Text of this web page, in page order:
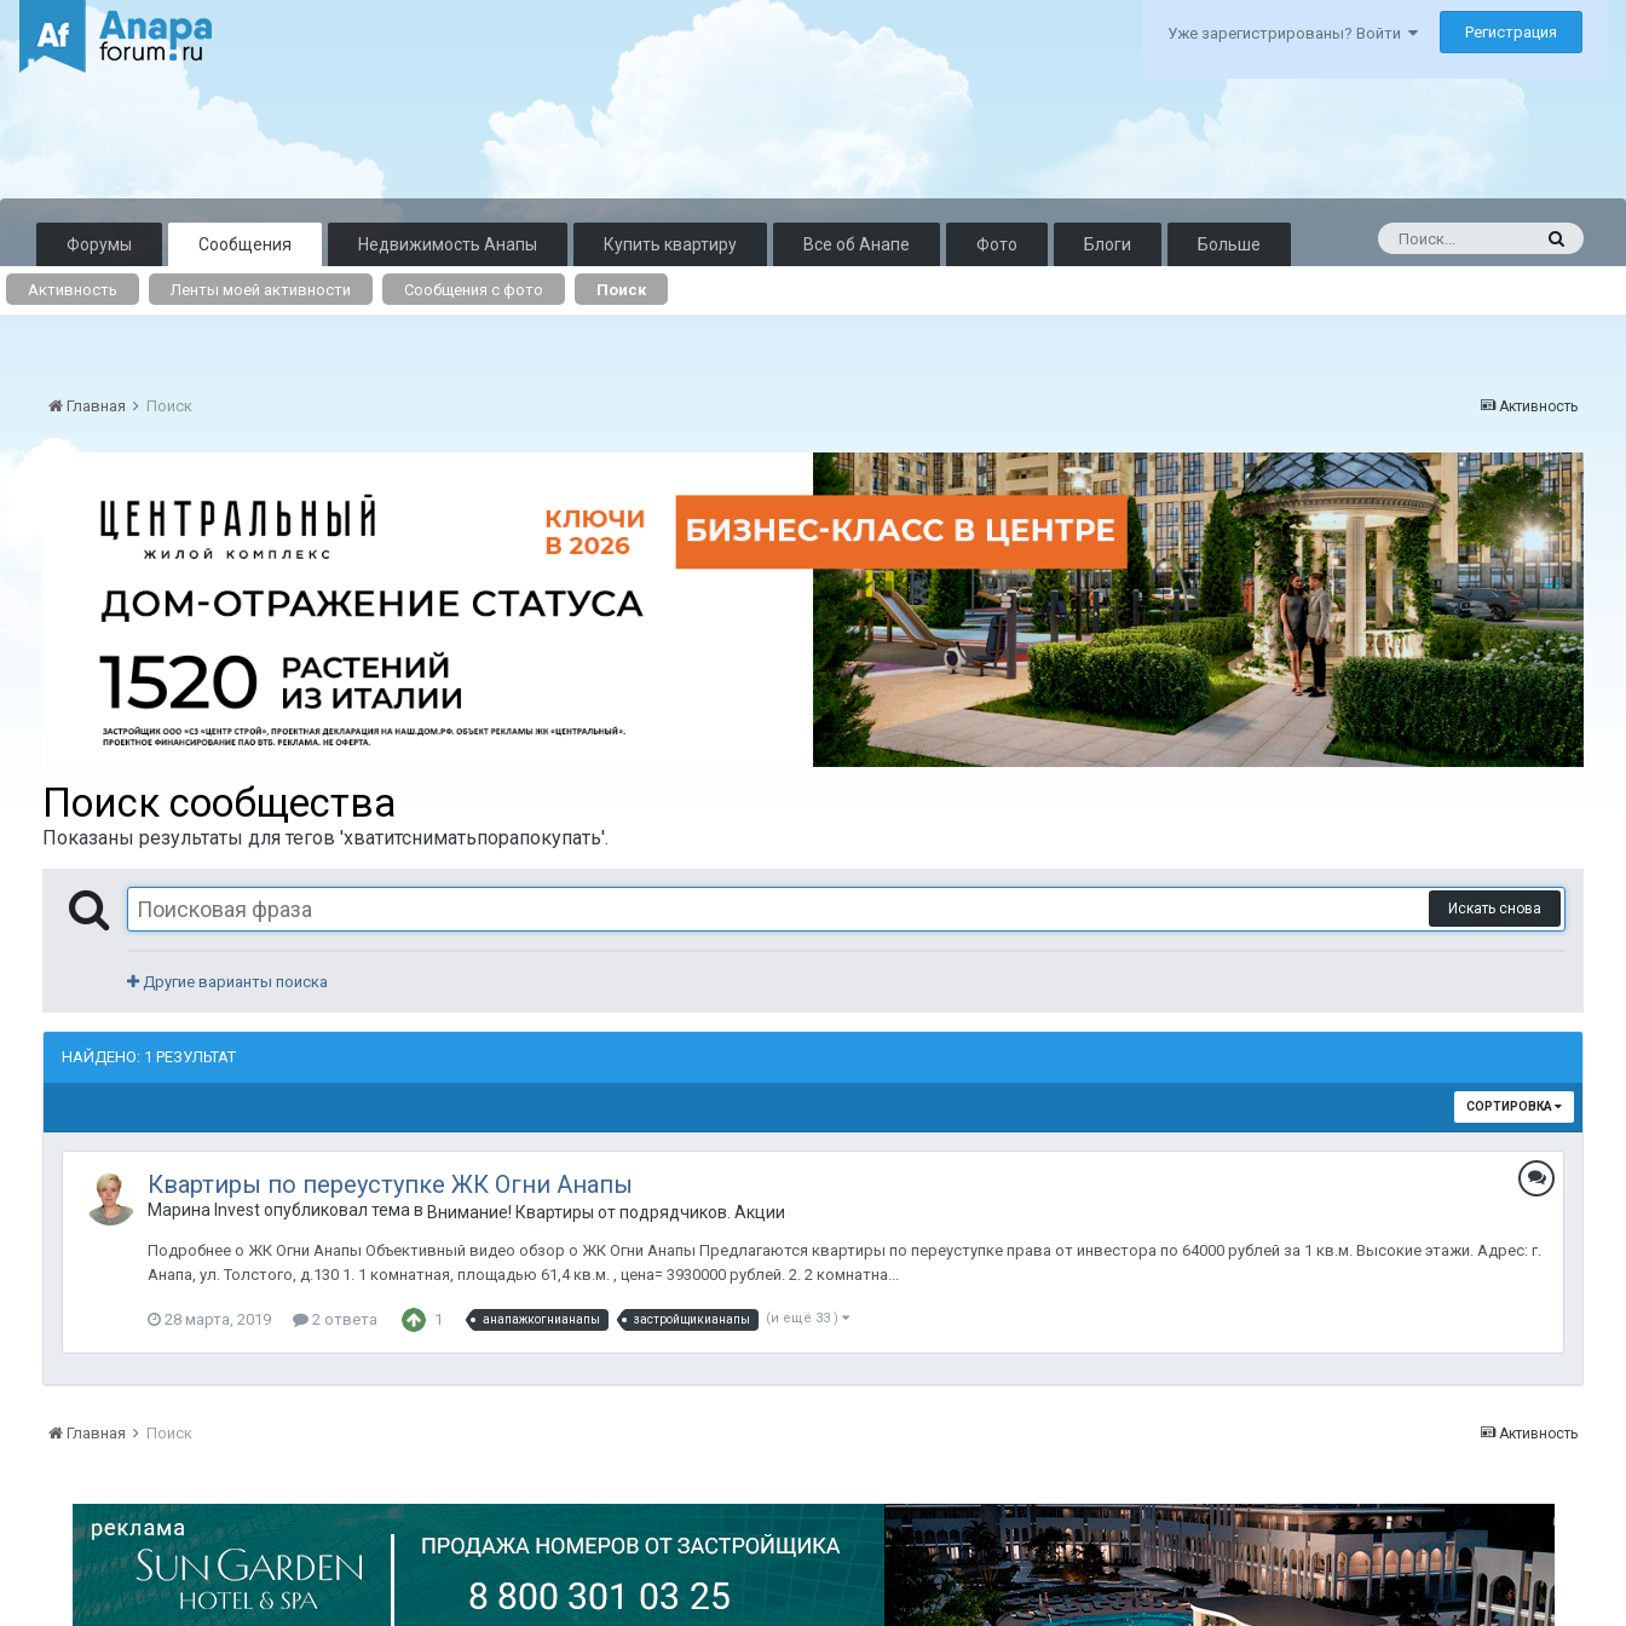
Уже зарегистрированы? Войти Регистрация
Форумы Сообщения
Активность Ленты моей активности Сообщения с фото Поиск
Недвижимость Анапы Купить квартиру Все об Анапе Фото Блоги Больше
Активность
Главная Поиск
Поиск сообщества
Показаны результаты для тегов 'хватитсниматьпорапокупать'.
Искать снова
Другие варианты поиска
НАЙДЕНО: 1 РЕЗУЛЬТАТ
СОРТИРОВКА
Квартиры по переуступке ЖК Огни Анапы
Марина Invest опубликовал тема в Внимание! Квартиры от подрядчиков. Акции от застройщиков. Только лучшие предложения.
Подробнее о ЖК Огни Анапы Объективный видео обзор о ЖК Огни Анапы Предлагаются квартиры по переуступке права от инвестора по 64000 рублей за 1 кв.м. Высокие этажи. Адрес: г.
Анапа, ул. Толстого, д.130 1. 1 комнатная, площадью 61,4 кв.м. , цена= 3930000 рублей. 2. 2 комнатна...
28 марта, 2019 2 ответа 1 анапажкогнианапы застройщикианапы (и ещё 33 )
Активность
Главная Поиск